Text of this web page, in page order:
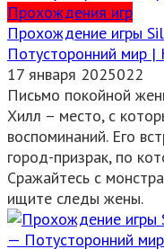
Прохождения игр
Прохождение игры
Потусторонний мир
17 января 2025022
Письмо покойной
Хилл – место, с
воспоминаний. Его
город-призрак, по
Сражайтесь с
ищите следы жены.